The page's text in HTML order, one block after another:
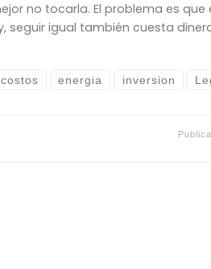
no tocarla. El problema es que
seguir igual también cuesta
costos energia inversion